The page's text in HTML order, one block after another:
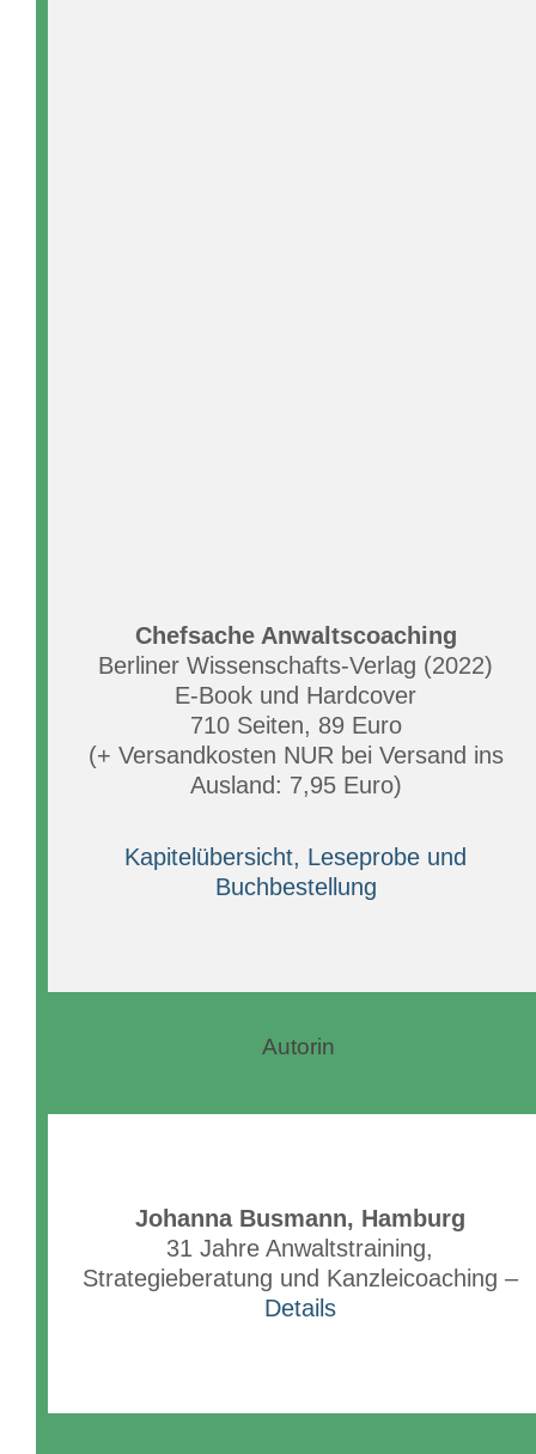
Chefsache Anwaltscoaching
Berliner Wissenschafts-Verlag (2022)
E-Book und Hardcover
710 Seiten, 89 Euro
(+ Versandkosten NUR bei Versand ins
Ausland: 7,95 Euro)
Kapitelübersicht, Leseprobe und
Buchbestellung
Autorin
Johanna Busmann, Hamburg
31 Jahre Anwaltstraining,
Strategieberatung und Kanzleicoaching –
Details